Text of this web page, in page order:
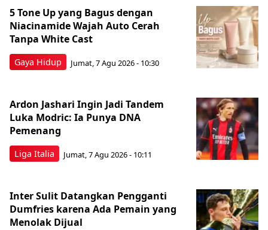
Gaya Hidup
5 Tone Up yang Bagus dengan
Niacinamide Wajah Auto Cerah
Tanpa White Cast
Jumat, 7 Agu 2026 - 10:30
Liga Italia
Ardon Jashari Ingin Jadi Tandem
Luka Modric: Ia Punya DNA
Pemenang
Jumat, 7 Agu 2026 - 10:11
Inter Sulit Datangkan Pengganti
Dumfries karena Ada Pemain yang
Menolak Dijual